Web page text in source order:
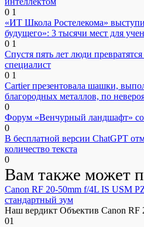
0 1
«ИТ Школа Ростелекома»
будущего»: 3 тысячи мест для
0 1
Спустя пять лет люди
специалист
0 1
Cartier презентовала шашки,
благородных металлов, по
0
Форум «Венчурный ландшафт»
0
В бесплатной версии ChatGPT
количество текста
0
Вам также может
Canon RF 20-50mm f/4L IS USM
стандартный зум
Наш вердикт Объектив Canon RF
01